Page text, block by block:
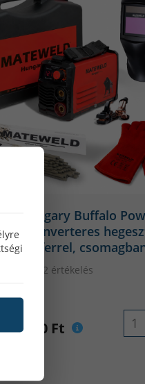
Hungary Buffalo
120 inverteres
Kofferrel,
22 értékelés
490 Ft